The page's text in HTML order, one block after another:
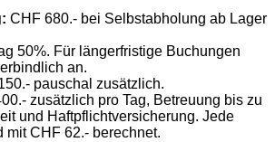
CHF 680.- bei Selbstabholung ab Lager
50%. Für längerfristige Buchungen
an.
pauschal zusätzlich.
zusätzlich pro Tag, Betreuung bis zu
und Haftpflichtversicherung. Jede
mit CHF 62.- berechnet.